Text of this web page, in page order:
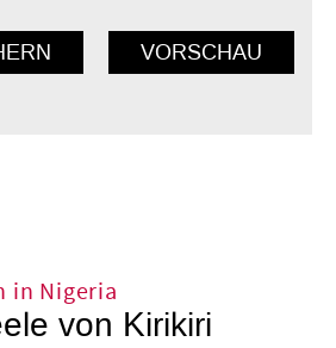
in Nigeria
von Kirikiri